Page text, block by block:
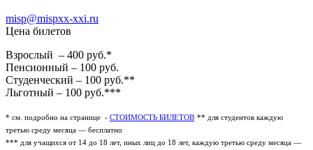
misp@mispxx-xxi.ru
Цена билетов
Взрослый – 400 руб.*
Пенсионный – 100 руб.
Студенческий – 100 руб.**
Льготный – 100 руб.***
* см. подробно на странице - СТОИМОСТЬ БИЛЕТОВ ** для студентов каждую
третью среду месяца — бесплатно
*** для учащихся от 14 до 18 лет, иных лиц до 18 лет, каждую третью среду месяца —